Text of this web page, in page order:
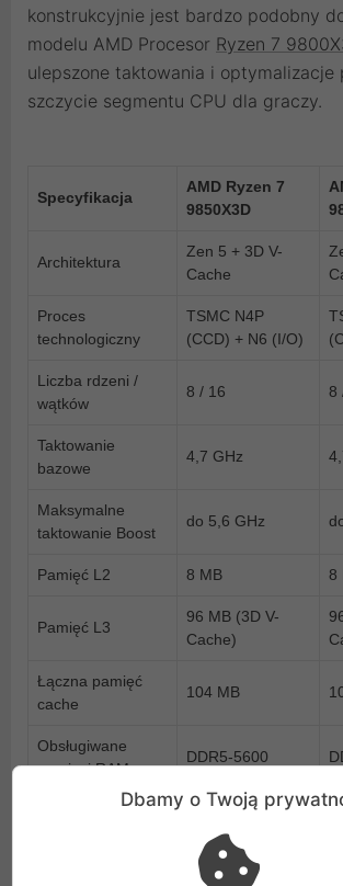
konstrukcyjnie jest bardzo podobny
modelu AMD Procesor Ryzen 7
ulepszone taktowania i optymalizacje
szczycie segmentu CPU dla graczy.
Specyfikacja
AMD Ryzen 7
9850X3D
Architektura
Zen 5 + 3D V-
Cache
Proces
technologiczny
TSMC N4P
(CCD) + N6 (I/O)
Liczba rdzeni /
wątków
8 / 16 8
Taktowanie
bazowe
4,7 GHz
Maksymalne
taktowanie Boost
do 5,6 GHz
Pamięć L2 8 MB 8
Pamięć L3
96 MB (3D V-
Cache)
Łączna pamięć
cache
104 MB
Obsługiwane
pamięci RAM
DDR5-5600
Zintegrowana
Radeon 610M (2
120 W
Dbamy o Twoją